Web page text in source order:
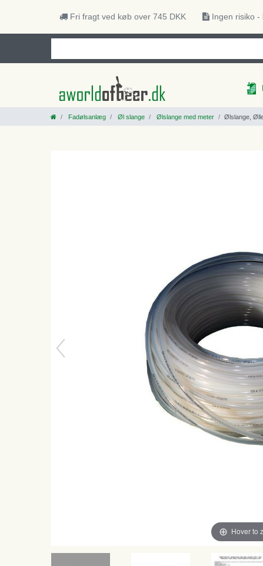
Fri fragt ved køb over 745 DKK Ingen risiko -
Fadølsanlæg Øl slange Ølslange med meter Ølslange,
Hover to